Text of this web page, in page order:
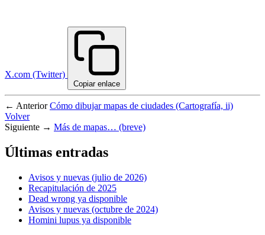
X.com (Twitter)
Copiar enlace
← Anterior Cómo dibujar mapas de ciudades (Cartografía, ii)
Volver
Siguiente → Más de mapas… (breve)
Últimas entradas
Avisos y nuevas (julio de 2026)
Recapitulación de 2025
Dead wrong ya disponible
Avisos y nuevas (octubre de 2024)
Homini lupus ya disponible